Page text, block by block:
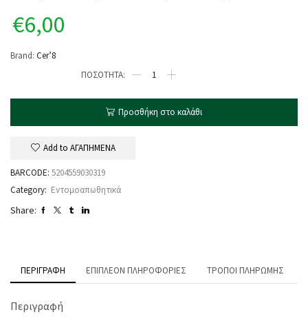
€6,00
Brand: Cer’8
Προσθήκη στο καλάθι
Add to ΑΓΑΠΗΜΕΝΑ
BARCODE: 5204559030319
Category: Εντομοαπωθητικά
Share:
ΠΕΡΙΓΡΑΦΉ ΕΠΙΠΛΈΟΝ ΠΛΗΡΟΦΟΡΊΕΣ ΤΡΌΠΟΙ ΠΛΗΡΩΜΉΣ
Περιγραφή